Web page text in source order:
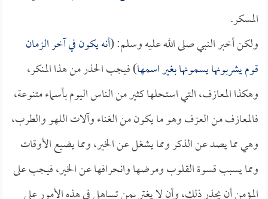
المسكر.
ولكن أخبر النبي صلى الله عليه وسلم: (أنه يكون في آخر الزمان
قوم يشربونها يسمونها بغير اسمها) فيجب الحذر من هذا المنكر،
وهكذا المعازف، التي استحلها كثير من الناس اليوم بأسماء متنوعة،
فالمعازف من العزف وهو ما يكون من الغناء وآلات اللهو والطرب،
وهي مما يصد عن الذكر ومما يشغل عن الخير، ومما يضيع الأوقات
ومما يسبب قسوة القلوب ومرضها وانحرافها عن الخير، فيجب على